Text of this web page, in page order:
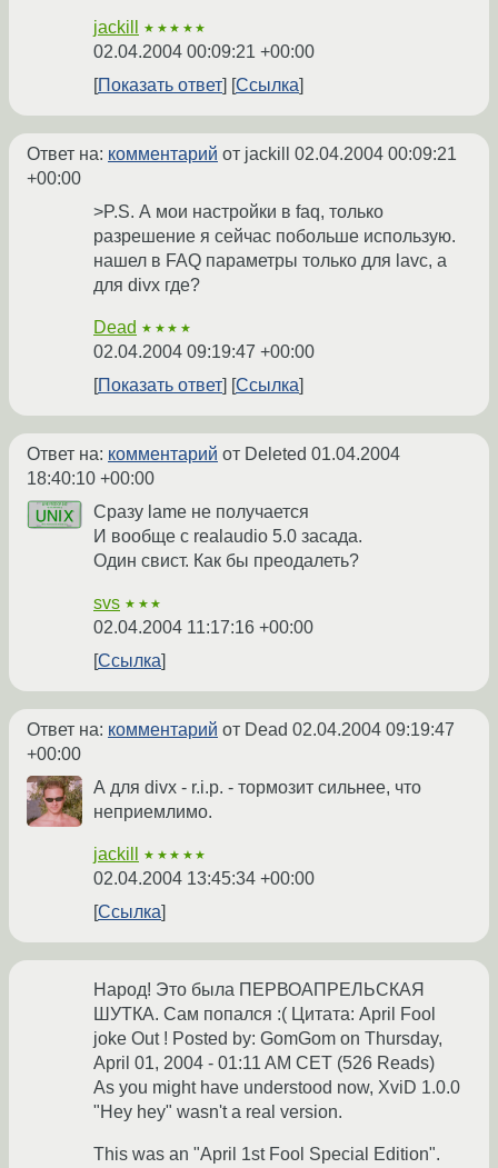
jackill ★★★★★
02.04.2004 00:09:21 +00:00
Показать ответ
Ссылка
Ответ на: комментарий от jackill 02.04.2004 00:09:21
+00:00
>P.S. А мои настройки в faq, только
разрешение я сейчас побольше использую.
нашел в FAQ параметры только для lavc, а
для divx где?
Dead ★★★★
02.04.2004 09:19:47 +00:00
Показать ответ
Ссылка
Ответ на: комментарий от Deleted 01.04.2004
18:40:10 +00:00
Сразу lame не получается
И вообще с realaudio 5.0 засада.
Один свист. Как бы преодалеть?
svs ★★★
02.04.2004 11:17:16 +00:00
Ссылка
Ответ на: комментарий от Dead 02.04.2004 09:19:47
+00:00
А для divx - r.i.p. - тормозит сильнее, что
неприемлимо.
jackill ★★★★★
02.04.2004 13:45:34 +00:00
Ссылка
Народ! Это была ПЕРВОАПРЕЛЬСКАЯ
ШУТКА. Сам попался :( Цитата: April Fool
joke Out ! Posted by: GomGom on Thursday,
April 01, 2004 - 01:11 AM CET (526 Reads)
As you might have understood now, XviD 1.0.0
"Hey hey" wasn't a real version.
This was an "April 1st Fool Special Edition".